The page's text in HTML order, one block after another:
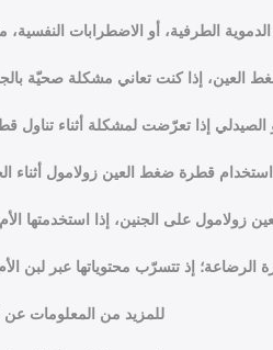
استخدام قطرة ضغط العين زولامول أثناء
للمزيد من المعلومات